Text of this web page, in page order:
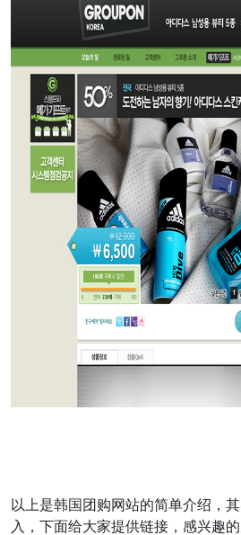
以上是韩国团购网站的简单介绍，
入，下面给大家提供链接，感兴趣